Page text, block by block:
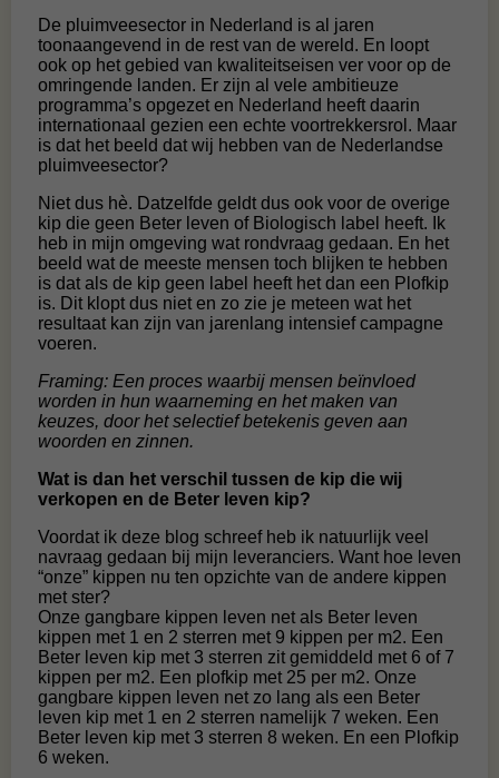
De pluimveesector in Nederland is al jaren
toonaangevend in de rest van de wereld. En loopt
ook op het gebied van kwaliteitseisen ver voor op de
omringende landen. Er zijn al vele ambitieuze
programma’s opgezet en Nederland heeft daarin
internationaal gezien een echte voortrekkersrol. Maar
is dat het beeld dat wij hebben van de Nederlandse
pluimveesector?
Niet dus hè. Datzelfde geldt dus ook voor de overige
kip die geen Beter leven of Biologisch label heeft. Ik
heb in mijn omgeving wat rondvraag gedaan. En het
beeld wat de meeste mensen toch blijken te hebben
is dat als de kip geen label heeft het dan een Plofkip
is. Dit klopt dus niet en zo zie je meteen wat het
resultaat kan zijn van jarenlang intensief campagne
voeren.
Framing: Een proces waarbij mensen beïnvloed
worden in hun waarneming en het maken van
keuzes, door het selectief betekenis geven aan
woorden en zinnen.
Wat is dan het verschil tussen de kip die wij
verkopen en de Beter leven kip?
Voordat ik deze blog schreef heb ik natuurlijk veel
navraag gedaan bij mijn leveranciers. Want hoe leven
“onze” kippen nu ten opzichte van de andere kippen
met ster?
Onze gangbare kippen leven net als Beter leven
kippen met 1 en 2 sterren met 9 kippen per m2. Een
Beter leven kip met 3 sterren zit gemiddeld met 6 of 7
kippen per m2. Een plofkip met 25 per m2. Onze
gangbare kippen leven net zo lang als een Beter
leven kip met 1 en 2 sterren namelijk 7 weken. Een
Beter leven kip met 3 sterren 8 weken. En een Plofkip
6 weken.